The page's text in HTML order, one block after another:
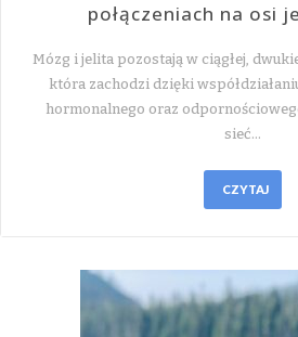
połączeniach na osi
Mózg i jelita pozostają w ciągłej,
która zachodzi dzięki
hormonalnego oraz
sieć…
CZYTAJ